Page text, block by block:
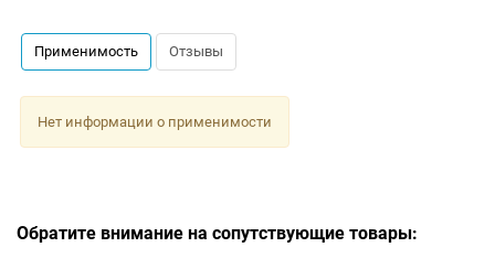
Применимость Отзывы
Нет информации о применимости
Обратите внимание на сопутствующие товары: